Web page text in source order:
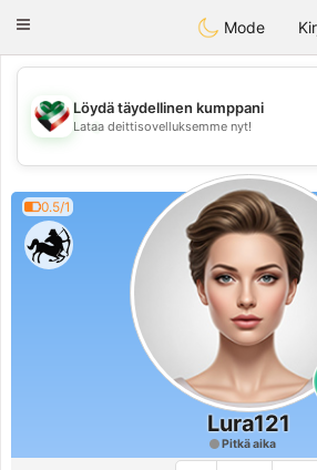
Kuwait
Toggle
Mode
💖
💕
Löydä täydellinen kumppani
Lataa deittisovelluksemme nyt!
0.5/1
Lura121
Pitkä aika